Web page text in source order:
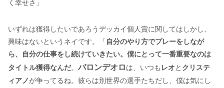
く幸せさ」
いずれは獲得したいであろうデッカイ個人賞に関してはしかし、
興味はないというネイです。「 自分のやり方でプレーをしなが
ら、自分の仕事をし続けていきたい。僕にとって一番重要なのは
タイトル獲得なんだ。 バロンデオロは、いつも レオと クリステ
ィアノが争ってるね。彼らは別世界の選手たちだし、僕は気にし